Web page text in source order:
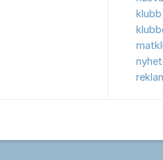
klubb